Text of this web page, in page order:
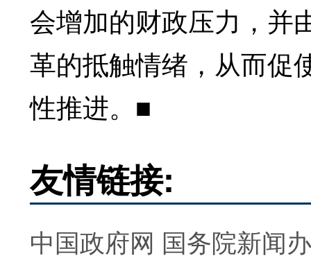
会增加的财政压力，并
革的抵触情绪，从而促
性推进。■
友情链接:
中国政府网 国务院新闻